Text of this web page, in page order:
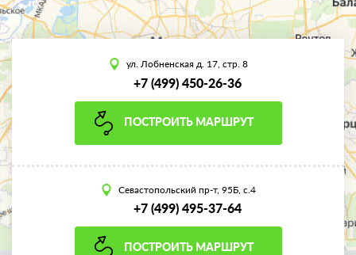
ул. Лобненская д. 17, стр. 8
+7 (499) 450-26-36
ПОСТРОИТЬ МАРШРУТ
Севастопольский пр-т, 95Б, с.4
+7 (499) 495-37-64
ПОСТРОИТЬ МАРШРУТ